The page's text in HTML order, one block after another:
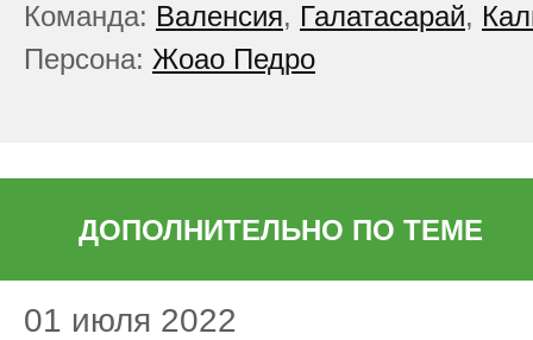
Команда: Валенсия, Галатасарай,
Персона: Жоао Педро
ДОПОЛНИТЕЛЬНО ПО ТЕМЕ
01 июля 2022